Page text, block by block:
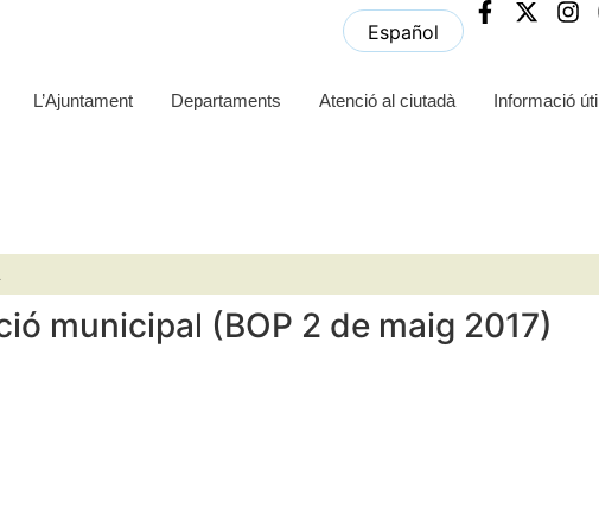
Español
L’Ajuntament Departaments Atenció al ciutadà Informació
municipal (BOP 2 de maig 2017)